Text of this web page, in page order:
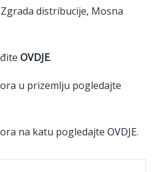
distribucije, Mosna
OVDJE.
u prizemlju pogledajte
na katu pogledajte OVDJE.